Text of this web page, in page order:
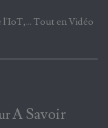
l'IoT,... Tout en Vidéo
A Savoir